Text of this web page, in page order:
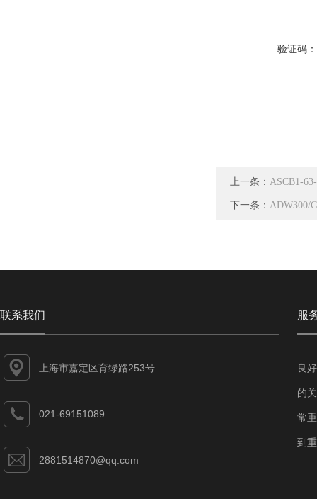
验证码：
上一条： ASCB1-
下一条： ADW300/
联系我们
上海市嘉定区育绿路253号
021-69151089
2881514870@qq.com
服
良
的
常
到